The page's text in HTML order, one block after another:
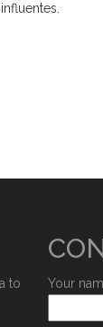
to
Your